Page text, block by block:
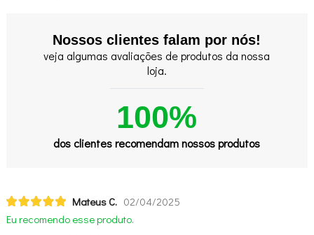
Nossos clientes falam por nós!
veja algumas avaliações de produtos da nossa
loja.
100%
dos clientes recomendam nossos produtos
Mateus C. 02/04/2025
Eu recomendo esse produto.